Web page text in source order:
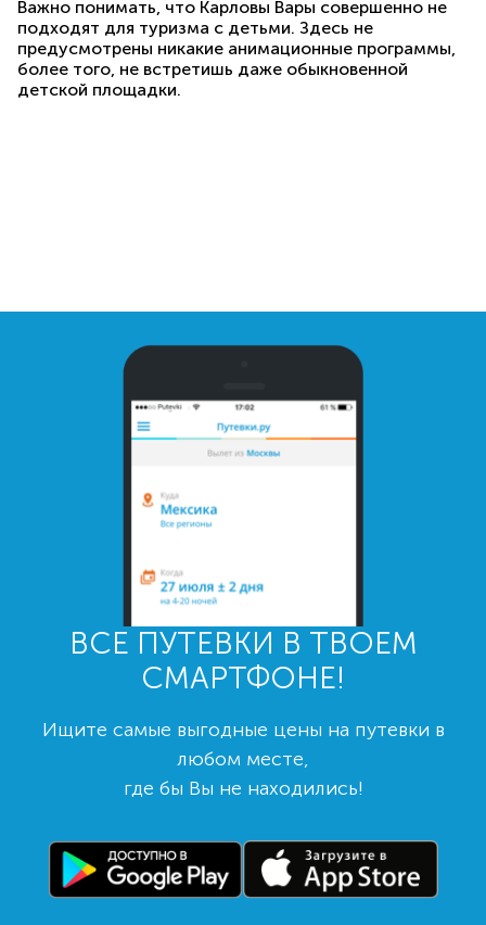
Важно понимать, что Карловы Вары совершенно не
подходят для туризма с детьми. Здесь не
предусмотрены никакие анимационные программы,
более того, не встретишь даже обыкновенной
детской площадки.
ВСЕ ПУТЕВКИ В ТВОЕМ
СМАРТФОНЕ!
Ищите самые выгодные цены на путевки в
любом месте,
где бы Вы не находились!